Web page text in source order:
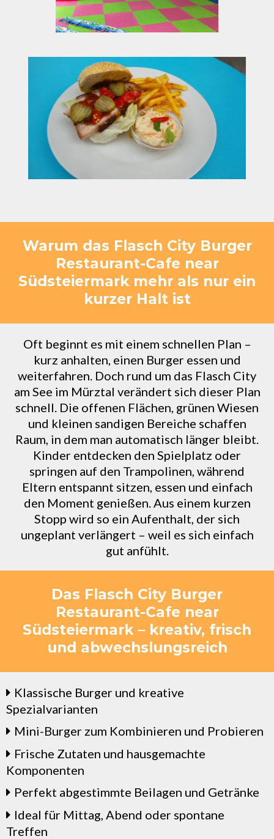
Warum das Flasch City Burger
Restaurant-Cafe near
Südsteiermark mehr als nur ein
kurzer Halt ist
Oft beginnt es mit einem schnellen Plan –
kurz anhalten, einen Burger essen und
weiterfahren. Doch rund um das Flasch City
am See im Mürztal verändert sich dieser Plan
schnell. Die offenen Flächen, grünen Wiesen
und kleinen sandigen Bereiche schaffen
Raum, in dem man automatisch länger bleibt.
Kinder entdecken den Spielplatz oder
springen auf den Trampolinen, während
Eltern entspannt sitzen, essen und einfach
den Moment genießen. Aus einem kurzen
Stopp wird so ein Aufenthalt, der sich
ungeplant verlängert – weil es sich einfach
gut anfühlt.
Das Flasch City Burger
Restaurant-Cafe near
Südsteiermark – kreativ, frisch
und abwechslungsreich
Klassische Burger und kreative
Spezialvarianten
Mini-Burger zum Kombinieren und Probieren
Frische Zutaten und hausgemachte
Komponenten
Perfekt abgestimmte Beilagen und Getränke
Ideal für Mittag, Abend oder spontane
Treffen